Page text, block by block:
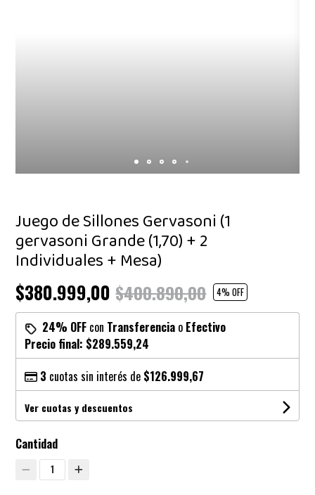
Juego de Sillones Gervasoni (1
gervasoni Grande (1,70) + 2
Individuales + Mesa)
$380.999,00$400.890,00 4% OFF
24% OFF con Transferencia o Efectivo
Precio final: $289.559,24
3 cuotas sin interés de $126.999,67
Ver cuotas y descuentos
Cantidad
1